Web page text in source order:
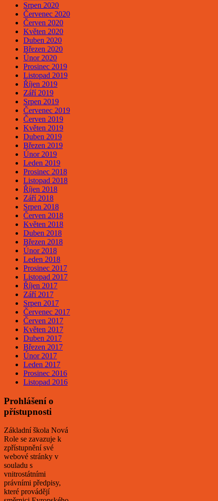
Srpen 2020
Červenec 2020
Červen 2020
Květen 2020
Duben 2020
Březen 2020
Únor 2020
Prosinec 2019
Listopad 2019
Říjen 2019
Září 2019
Srpen 2019
Červenec 2019
Červen 2019
Květen 2019
Duben 2019
Březen 2019
Únor 2019
Leden 2019
Prosinec 2018
Listopad 2018
Říjen 2018
Září 2018
Srpen 2018
Červen 2018
Květen 2018
Duben 2018
Březen 2018
Únor 2018
Leden 2018
Prosinec 2017
Listopad 2017
Říjen 2017
Září 2017
Srpen 2017
Červenec 2017
Červen 2017
Květen 2017
Duben 2017
Březen 2017
Únor 2017
Leden 2017
Prosinec 2016
Listopad 2016
Prohlášení o
přístupnosti
Základní škola Nová
Role se zavazuje k
zpřístupnění své
webové stránky v
souladu s
vnitrostátními
právními předpisy,
které provádějí